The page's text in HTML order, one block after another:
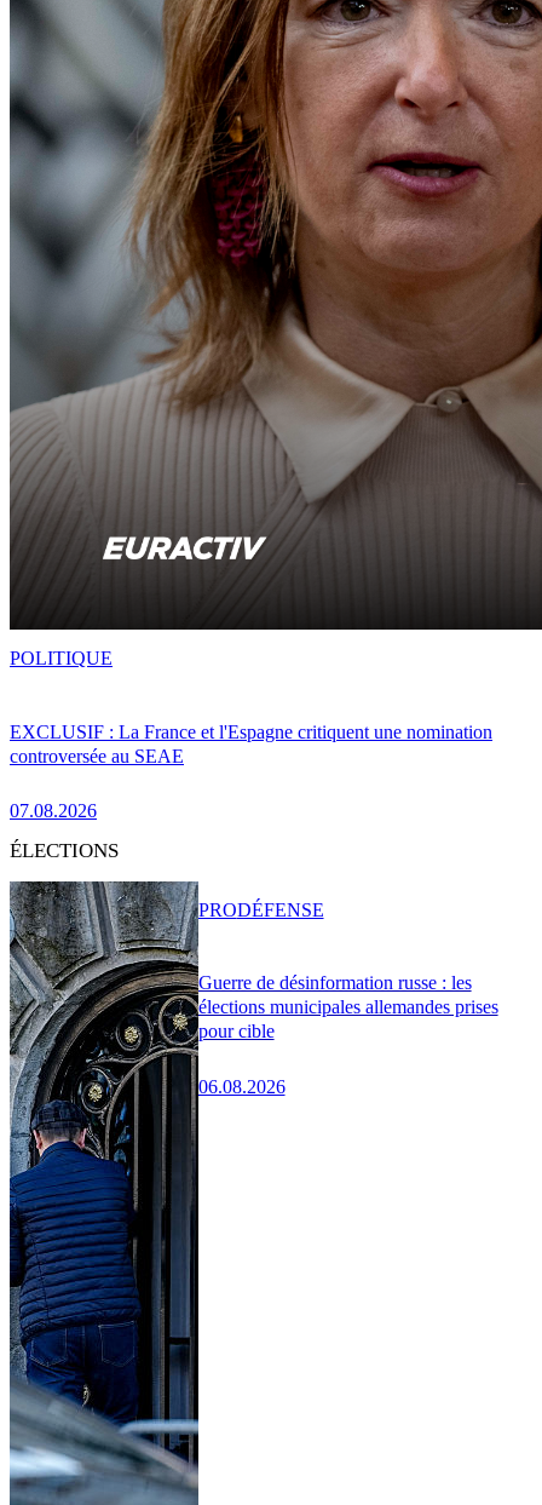
EXCLUSIF : La France et l'Espagne critiquent une nomination
controversée au SEAE
07.08.2026
POLITIQUE
ÉLECTIONS
Guerre de désinformation russe : les
élections municipales allemandes prises
pour cible
06.08.2026
PRODÉFENSE